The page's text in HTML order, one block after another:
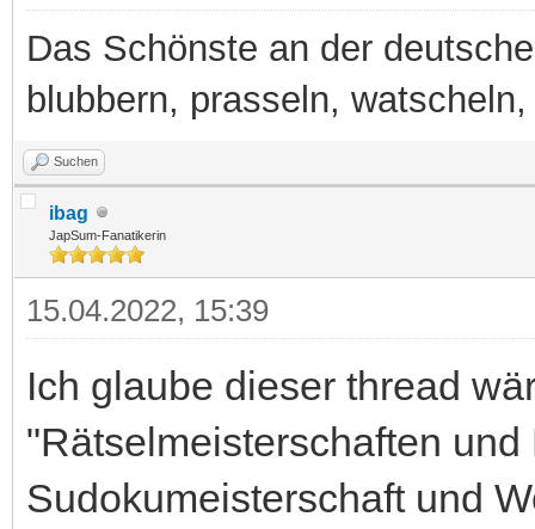
Das Schönste an der
blubbern, prasseln,
Suchen
ibag
JapSum-Fanatikerin
15.04.2022, 15:39
Ich glaube dieser thread
"Rätselmeisterschaften
Sudokumeisterschaft und